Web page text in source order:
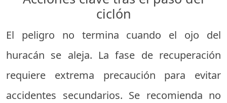
ciclón
El peligro no termina cuando el ojo del
huracán se aleja. La fase de recuperación
requiere extrema precaución para evitar
accidentes secundarios. Se recomienda no